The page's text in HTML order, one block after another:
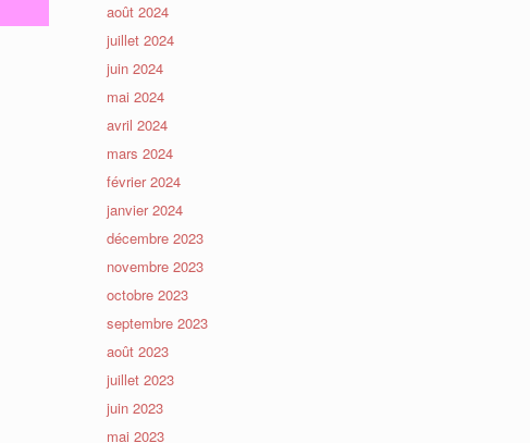
août 2024
juillet 2024
juin 2024
mai 2024
avril 2024
mars 2024
février 2024
janvier 2024
décembre 2023
novembre 2023
octobre 2023
septembre 2023
août 2023
juillet 2023
juin 2023
mai 2023